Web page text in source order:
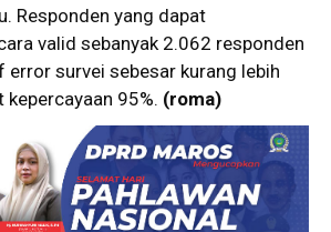
Responden yang dapat
valid sebanyak 2.062 responden
error survei sebesar kurang lebih
kepercayaan 95%. (roma)